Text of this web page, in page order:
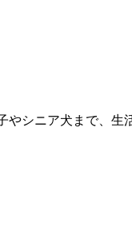
シニア犬まで、